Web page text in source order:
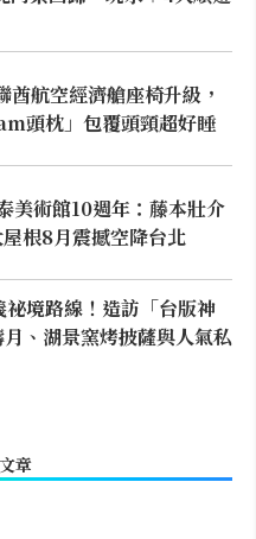
酋航空經濟艙座椅升級，
頭枕」包覆頭頸超好睡
美術館10週年：藤本壯介
根8月震撼空降台北
境路線！造訪「台版神
、湖景窯烤披薩與人氣私
章